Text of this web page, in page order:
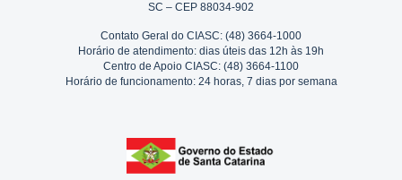
SC – CEP 88034-902
Contato Geral do CIASC: (48) 3664-1000
Horário de atendimento: dias úteis das 12h às 19h
Centro de Apoio CIASC: (48) 3664-1100
Horário de funcionamento: 24 horas, 7 dias por semana